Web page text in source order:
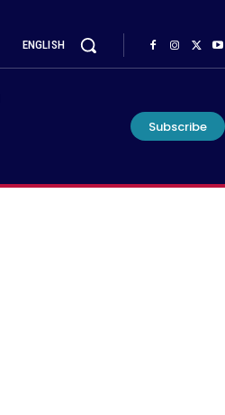
ENGLISH
Subscribe